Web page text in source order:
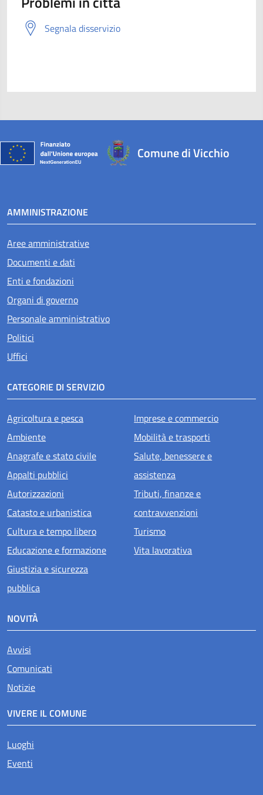
Segnala disservizio
Comune di Vicchio
AMMINISTRAZIONE
Aree amministrative
Documenti e dati
Enti e fondazioni
Organi di governo
Personale amministrativo
Politici
Uffici
CATEGORIE DI SERVIZIO
Agricoltura e pesca
Ambiente
Anagrafe e stato civile
Appalti pubblici
Autorizzazioni
Catasto e urbanistica
Cultura e tempo libero
Educazione e formazione
Giustizia e sicurezza
pubblica
Imprese e commercio
Mobilità e trasporti
Salute, benessere e
assistenza
Tributi, finanze e
contravvenzioni
Turismo
Vita lavorativa
NOVITÀ
Avvisi
Comunicati
Notizie
VIVERE IL COMUNE
Luoghi
Eventi